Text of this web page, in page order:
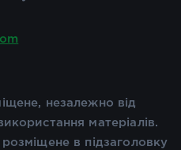
незалежно від
матеріалів.
в підзаголовку